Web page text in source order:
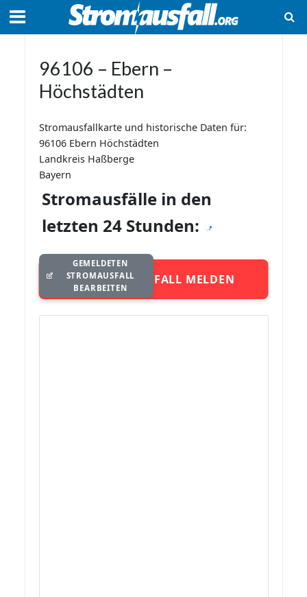
96106 – Ebern –
Höchstädten
Stromausfallkarte und historische Daten für:
96106 Ebern Höchstädten
Landkreis Haßberge
Bayern
Stromausfälle in den
letzten 24 Stunden:
STROMAUSFALL MELDEN
GEMELDETEN
STROMAUSFALL
BEARBEITEN